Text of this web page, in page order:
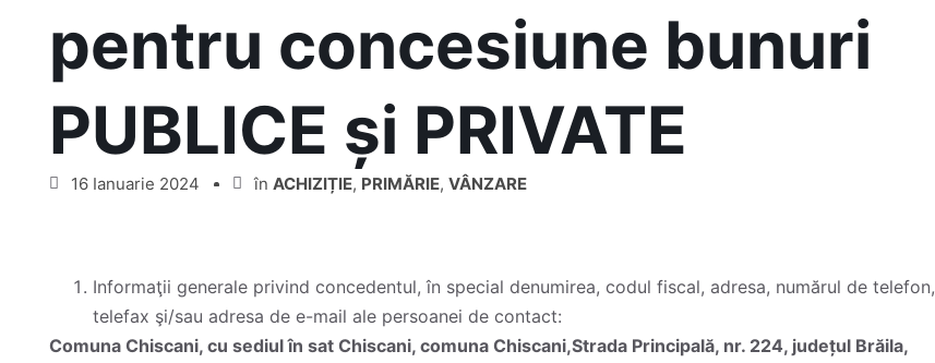
pentru concesiune bunuri
PUBLICE și PRIVATE
16 Ianuarie 2024 în ACHIZIȚIE, PRIMĂRIE, VÂNZARE
Informaţii generale privind concedentul, în special denumirea, codul fiscal, adresa, numărul de telefon,
telefax şi/sau adresa de e-mail ale persoanei de contact:
Comuna Chiscani, cu sediul în sat Chiscani, comuna Chiscani,Strada Principală, nr. 224, județul Brăila,